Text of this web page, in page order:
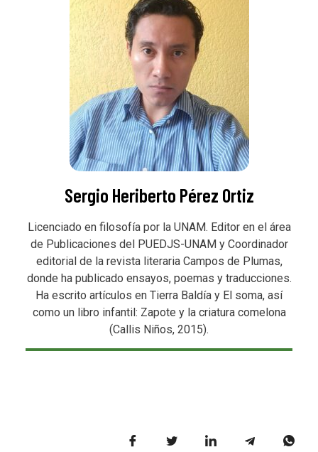
Sergio Heriberto Pérez Ortiz
Licenciado en filosofía por la UNAM. Editor en el área
de Publicaciones del PUEDJS-UNAM y Coordinador
editorial de la revista literaria Campos de Plumas,
donde ha publicado ensayos, poemas y traducciones.
Ha escrito artículos en Tierra Baldía y El soma, así
como un libro infantil: Zapote y la criatura comelona
(Callis Niños, 2015).